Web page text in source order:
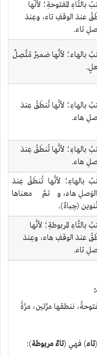
بالتَّاءِ المفتوحةِ؛ لأنَّها
عندَ الوقفِ تاء، وعِندَ
تاء.
بالهاء؛ لأنَّها ضميرٌ مُتَّصِلٌ
بالهاءِ؛ لأنَّها تُنطَقُ عِندَ
هاء.
بالهاءِ؛ لأنَّها تُنطَقُ عِندَ
هاء.
بالهاءِ؛ لأنَّها تُنطَقُ عِندَ
هاء، وتمَّ معناها
(جِباهٌ).
بالتَّاءِ المربوطةِ؛ لأنَّها
عندَ الوقفِ هاء، وعِندَ
تاء.
:
ننطقها مرَّتين، مرَّةً
تاء) فهي (تاءٌ مربوطة):